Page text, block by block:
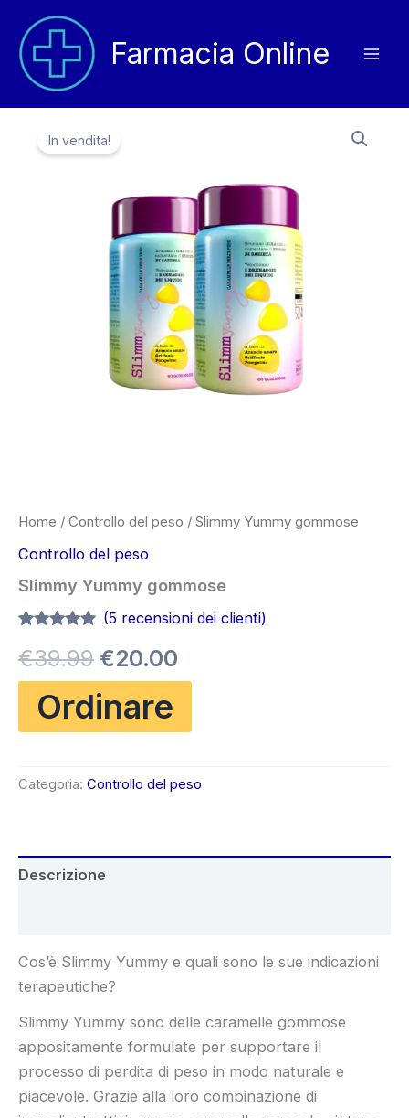
contenuto
Farmacia Online
In vendita!
Home / Controllo del peso / Slimmy Yummy gommose
Controllo del peso
Slimmy Yummy gommose
su 5 su
base di
recensioni
(5recensioni dei clienti)
€39.99 Il
prezzo
originale
€20.00
attuale
Ordinare
Categoria: Controllo del peso
Descrizione
Cos’è Slimmy Yummy e quali sono le sue indicazioni
terapeutiche?
Slimmy Yummy sono delle caramelle gommose
appositamente formulate per supportare il
processo di perdita di peso in modo naturale e
piacevole. Grazie alla loro combinazione di